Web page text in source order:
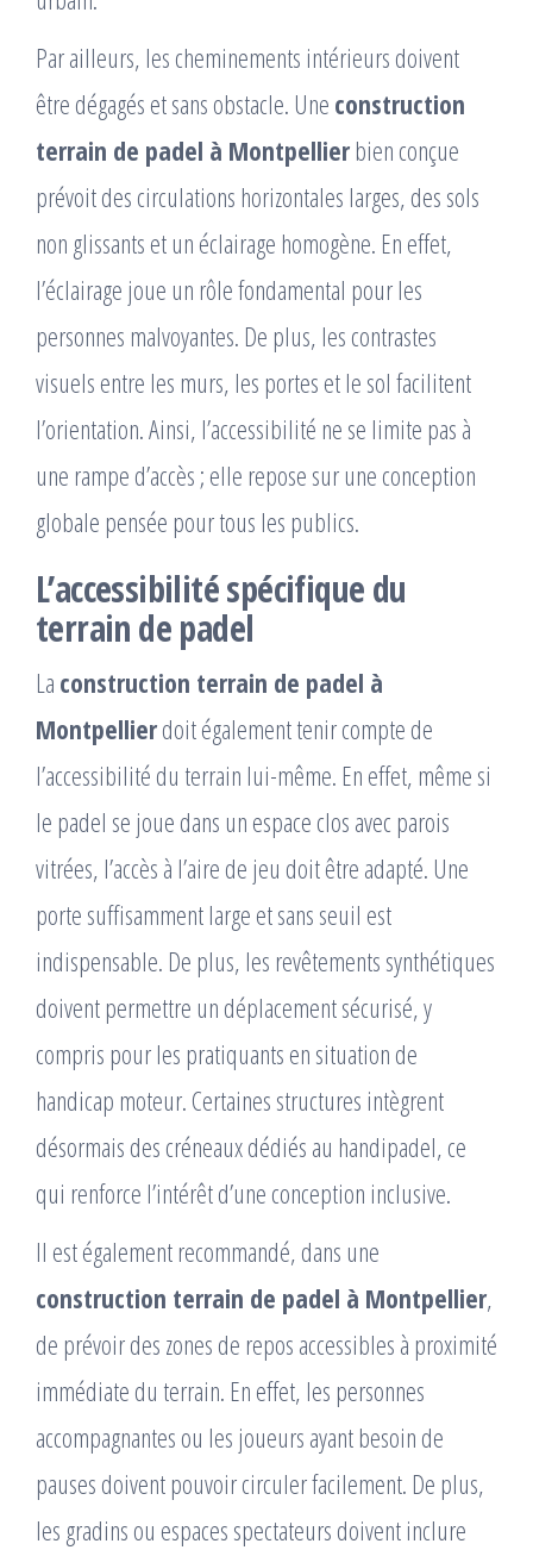
Par ailleurs, les cheminements intérieurs doivent
être dégagés et sans obstacle. Une construction
terrain de padel à Montpellier bien conçue
prévoit des circulations horizontales larges, des sols
non glissants et un éclairage homogène. En effet,
l’éclairage joue un rôle fondamental pour les
personnes malvoyantes. De plus, les contrastes
visuels entre les murs, les portes et le sol facilitent
l’orientation. Ainsi, l’accessibilité ne se limite pas à
une rampe d’accès ; elle repose sur une conception
globale pensée pour tous les publics.
L’accessibilité spécifique du
terrain de padel
La construction terrain de padel à
Montpellierdoit également tenir compte de
l’accessibilité du terrain lui-même. En effet, même si
le padel se joue dans un espace clos avec parois
vitrées, l’accès à l’aire de jeu doit être adapté. Une
porte suffisamment large et sans seuil est
indispensable. De plus, les revêtements synthétiques
doivent permettre un déplacement sécurisé, y
compris pour les pratiquants en situation de
handicap moteur. Certaines structures intègrent
désormais des créneaux dédiés au handipadel, ce
qui renforce l’intérêt d’une conception inclusive.
Il est également recommandé, dans une
construction terrain de padel à Montpellier,
de prévoir des zones de repos accessibles à proximité
immédiate du terrain. En effet, les personnes
accompagnantes ou les joueurs ayant besoin de
pauses doivent pouvoir circuler facilement. De plus,
les gradins ou espaces spectateurs doivent inclure